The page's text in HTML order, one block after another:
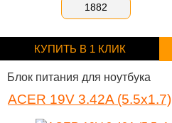
1882
КУПИТЬ В 1 КЛИК
Блок питания для ноутбука
ACER 19V 3.42A (5.5x1.7)